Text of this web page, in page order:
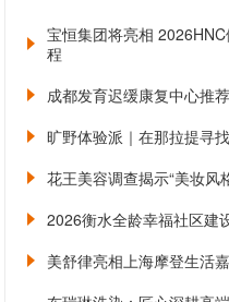
宝恒集团将亮相
程
成都发育迟缓康复中心推
旷野体验派｜在那拉提寻
花王美容调查揭示“美妆风
2026衡水全龄幸福社区建
美舒律亮相上海摩登生活